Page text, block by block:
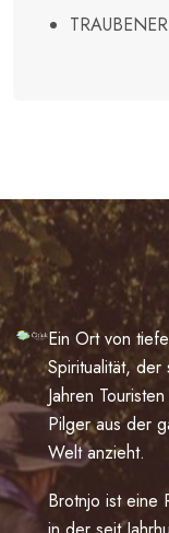
Ein Ort von
Spiritualität, der
Jahren
Pilger aus der
Welt anzieht.
Brotnjo ist eine